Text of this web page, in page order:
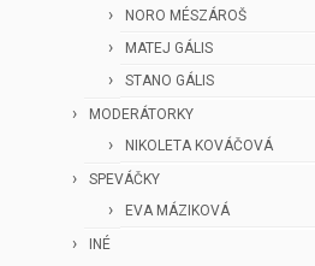
NORO MÉSZÁROŠ
MATEJ GÁLIS
STANO GÁLIS
MODERÁTORKY
NIKOLETA KOVÁČOVÁ
SPEVÁČKY
EVA MÁZIKOVÁ
INÉ